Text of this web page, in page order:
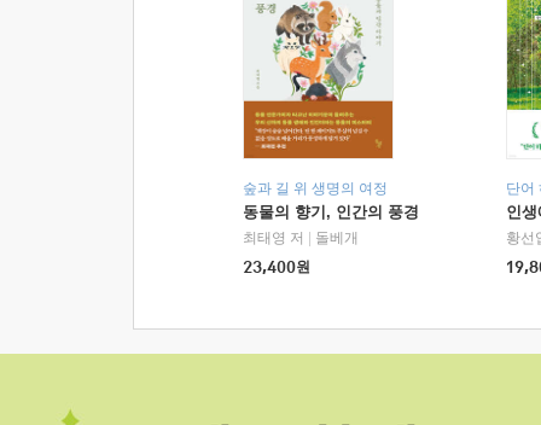
숲과 길 위 생명의 여정
동물의 향기, 인간의 풍경
최태영 저
돌베개
23,400원
단어
인
황선